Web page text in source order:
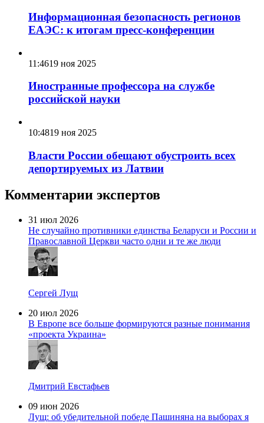
Информационная безопасность регионов
ЕАЭС: к итогам пресс-конференции
11:4619 ноя 2025
Иностранные профессора на службе
российской науки
10:4819 ноя 2025
Власти России обещают обустроить всех
депортируемых из Латвии
Комментарии экспертов
31 июл 2026
Не случайно противники единства Беларуси и России и
Православной Церкви часто одни и те же люди
Сергей Лущ
20 июл 2026
В Европе все больше формируются разные понимания
«проекта Украина»
Дмитрий Евстафьев
09 июн 2026
Лущ: об убедительной победе Пашиняна на выборах я